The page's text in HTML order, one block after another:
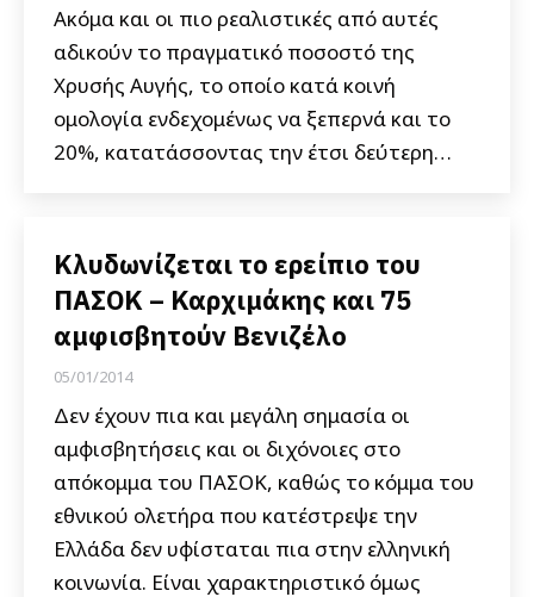
Ακόμα και οι πιο ρεαλιστικές από αυτές
αδικούν το πραγματικό ποσοστό της
Χρυσής Αυγής, το οποίο κατά κοινή
ομολογία ενδεχομένως να ξεπερνά και το
20%, κατατάσσοντας την έτσι δεύτερη…
Κλυδωνίζεται το ερείπιο του
ΠΑΣΟΚ – Καρχιμάκης και 75
αμφισβητούν Βενιζέλο
05/01/2014
Δεν έχουν πια και μεγάλη σημασία οι
αμφισβητήσεις και οι διχόνοιες στο
απόκομμα του ΠΑΣΟΚ, καθώς το κόμμα του
εθνικού ολετήρα που κατέστρεψε την
Ελλάδα δεν υφίσταται πια στην ελληνική
κοινωνία. Είναι χαρακτηριστικό όμως